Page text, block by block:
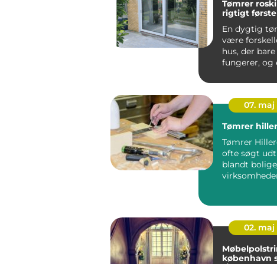
Tømrer roskilde
rigtigt
En dygtig
være
hus, der bare
fungerer, og
...
07. maj
Tømrer
Tømrer
ofte søgt
blandt
02. maj
københavn sådan